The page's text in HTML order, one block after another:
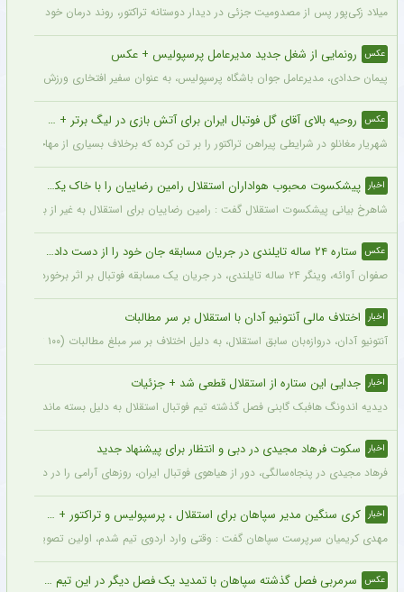
میلاد زکی‌پور پس از مصدومیت جزئی در دیدار دوستانه تراکتور، روند درمان خود را
عکس رونمایی از شغل جدید مدیرعامل پرسپولیس + عکس
پیمان حدادی، مدیرعامل جوان باشگاه پرسپولیس، به عنوان سفیر افتخاری ورزش چوگان
عکس روحیه بالای آقای گل فوتبال ایران برای آتش بازی در لیگ برتر + عکس
شهریار مغانلو در شرایطی پیراهن تراکتور را بر تن کرده که برخلاف بسیاری از مهاجمان
اخبار پیشکسوت محبوب هواداران استقلال رامین رضاییان را با خاک یکسان کرد + جزئیات
شاهرخ بیانی پیشکسوت استقلال گفت : رامین رضاییان برای استقلال به غیر از بازار
عکس ستاره ۲۴ ساله تایلندی در جریان مسابقه جان خود را از دست داد + عکس
صفوان آوائه، وینگر ۲۴ ساله تایلندی، در جریان یک مسابقه فوتبال بر اثر برخورد صاعقه جان خود را از دست داد.
اخبار اختلاف مالی آنتونیو آدان با استقلال بر سر مطالبات
آنتونیو آدان، دروازه‌بان سابق استقلال، به دلیل اختلاف بر سر مبلغ مطالبات (۱۰۰ تا ۲۰۰ هزار یورو) قصد شکایت از باشگاه را دارد.
اخبار جدایی این ستاره از استقلال قطعی شد + جزئیات
دیدیه اندونگ هافبک گابنی فصل گذشته تیم فوتبال استقلال به دلیل بسته ماندن پنجره
اخبار سکوت فرهاد مجیدی در دبی و انتظار برای پیشنهاد جدید
فرهاد مجیدی در پنجاه‌سالگی، دور از هیاهوی فوتبال ایران، روزهای آرامی را در دبی
اخبار کری سنگین مدیر سپاهان برای استقلال ، پرسپولیس و تراکتور + جزئیات
مهدی کریمیان سرپرست سپاهان گفت : وقتی وارد اردوی تیم شدم، اولین تصویری که در
عکس سرمربی فصل گذشته سپاهان با تمدید یک فصل دیگر در این تیم ماند + عکس